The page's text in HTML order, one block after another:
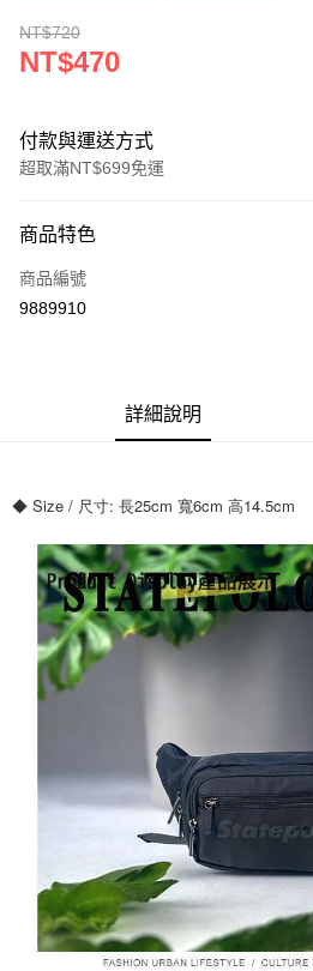
NT$720
NT$470
付款與運送方式
超取滿NT$699免運
信用卡一次付款
超商取貨付款
全家付款取貨
7-11付款取貨
每筆NT$70，滿NT$699(含以上)免運費
宅配
每筆NT$80，滿NT$699(含以上)免運費
國家/地區配送
商品特色
商品編號
9889910
詳細說明
◆ Size / 尺寸: 長25cm 寬6cm 高14.5cm